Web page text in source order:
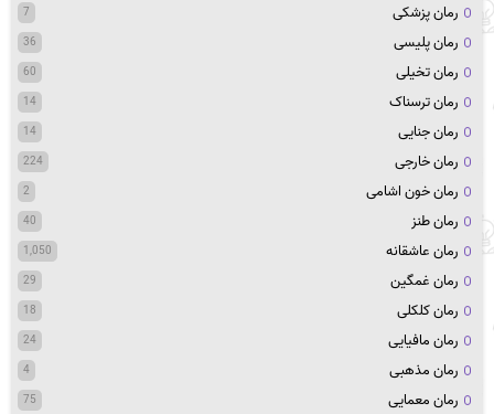
رمان پزشکی 7
رمان پلیسی 36
رمان تخیلی 60
رمان ترسناک 14
رمان جنایی 14
رمان خارجی 224
رمان خون اشامی 2
رمان طنز 40
رمان عاشقانه 1,050
رمان غمگین 29
رمان کلکلی 18
رمان مافیایی 24
رمان مذهبی 4
رمان معمایی 75